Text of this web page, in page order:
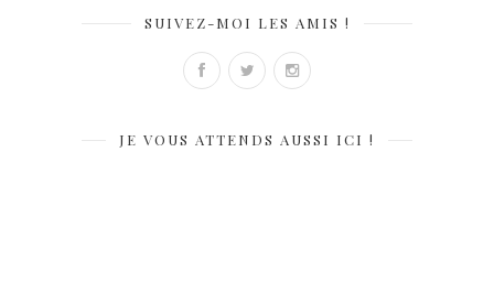
SUIVEZ-MOI LES AMIS !
JE VOUS ATTENDS AUSSI ICI !